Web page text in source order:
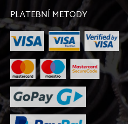
Leonberger
Maďarský ohař krátkosrstý
Malinois
Maltézský psík
Malý kontinentální španěl - Papillon
Malý kontinentální španěl - Phaléne
Malý münsterlandský ohař
Mexický naháč
Mops
Mudi
PLATEBNÍ METODY